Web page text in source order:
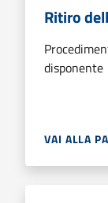
Ritiro
disponente
VAI ALLA